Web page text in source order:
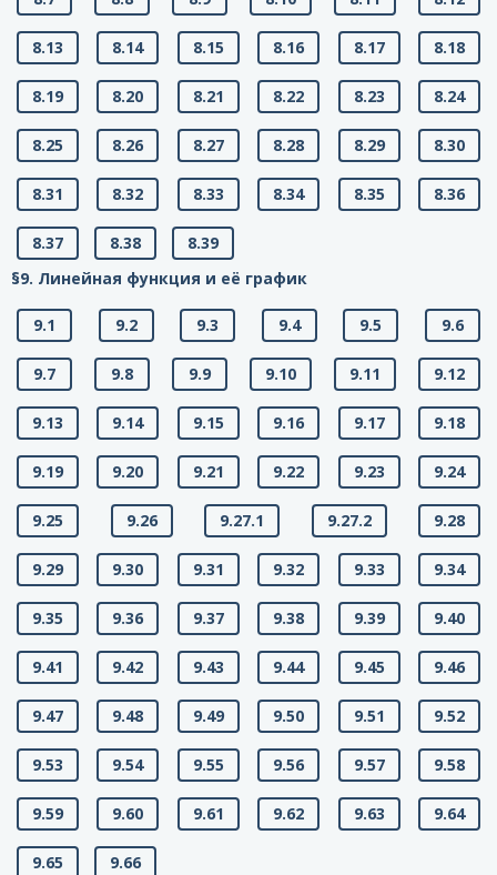
8.13 8.14 8.15 8.16 8.17 8.18
8.19 8.20 8.21 8.22 8.23 8.24
8.25 8.26 8.27 8.28 8.29 8.30
8.31 8.32 8.33 8.34 8.35 8.36
8.37 8.38
8.39
§9. Линейная функция и её график
9.1 9.2 9.3 9.4 9.5 9.6
9.7 9.8 9.9 9.10 9.11 9.12
9.13 9.14 9.15 9.16 9.17 9.18
9.19 9.20 9.21 9.22 9.23 9.24
9.25 9.26 9.27.1 9.27.2 9.28
9.29 9.30 9.31 9.32 9.33 9.34
9.35 9.36 9.37 9.38 9.39 9.40
9.41 9.42 9.43 9.44 9.45 9.46
9.47 9.48 9.49 9.50 9.51 9.52
9.53 9.54 9.55 9.56 9.57 9.58
9.59 9.60 9.61 9.62 9.63 9.64
9.65
9.66